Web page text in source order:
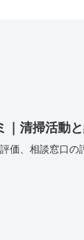
清掃活動
、相談窓口の